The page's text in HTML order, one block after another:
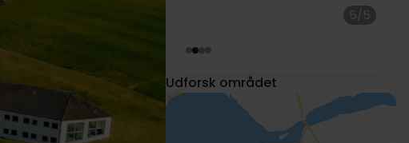
5/5
Udforsk området